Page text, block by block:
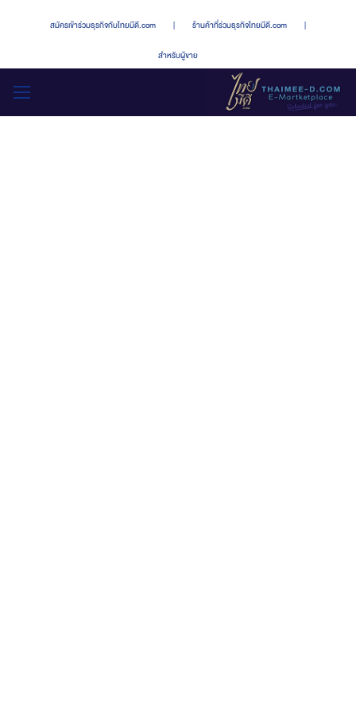
สมัครเข้าร่วมธุรกิจกับไทยมีดี.com | ร้านค้าที่ร่วมธุรกิจไทยมีดี.com |
สำหรับผู้ขาย